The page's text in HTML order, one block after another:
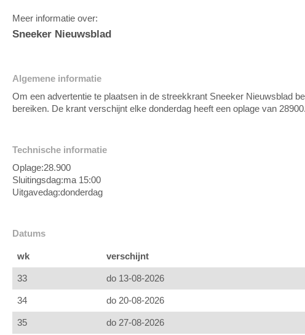
Meer informatie over:
Sneeker Nieuwsblad
Algemene informatie
Om een advertentie te plaatsen in de streekkrant Sneeker Nieuwsblad
bereiken. De krant verschijnt elke donderdag heeft een oplage van 28900.
Technische informatie
Oplage:28.900
Sluitingsdag:ma 15:00
Uitgavedag:donderdag
Datums
wk verschijnt
33 do 13-08-2026
34 do 20-08-2026
35 do 27-08-2026